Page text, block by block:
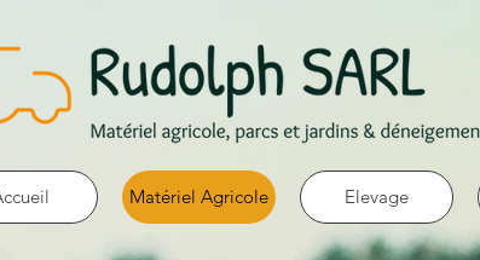
Matériel Agricole Elevage